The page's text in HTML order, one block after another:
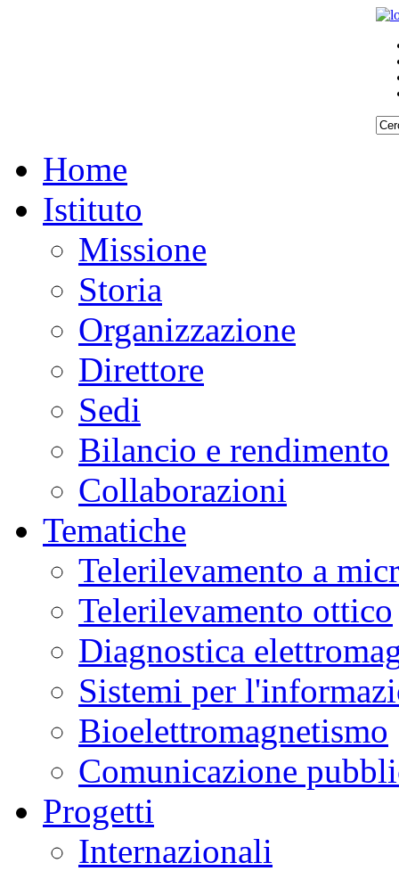
Home
Istituto
Missione
Storia
Organizzazione
Direttore
Sedi
Bilancio e rendimento
Collaborazioni
Tematiche
Telerilevamento a
Telerilevamento ottico
Diagnostica
Sistemi per
Bioelettromagnetismo
Comunicazione
Progetti
Internazionali